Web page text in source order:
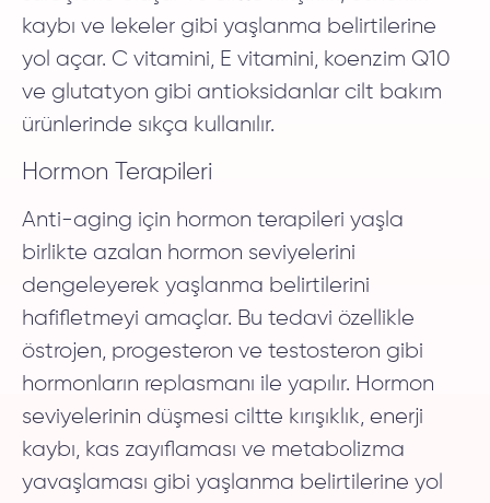
kaybı ve lekeler gibi yaşlanma belirtilerine
yol açar. C vitamini, E vitamini, koenzim Q10
ve glutatyon gibi antioksidanlar cilt bakım
ürünlerinde sıkça kullanılır.
Hormon Terapileri
Anti-aging için hormon terapileri yaşla
birlikte azalan hormon seviyelerini
dengeleyerek yaşlanma belirtilerini
hafifletmeyi amaçlar. Bu tedavi özellikle
östrojen, progesteron ve testosteron gibi
hormonların replasmanı ile yapılır. Hormon
seviyelerinin düşmesi ciltte kırışıklık, enerji
kaybı, kas zayıflaması ve metabolizma
yavaşlaması gibi yaşlanma belirtilerine yol